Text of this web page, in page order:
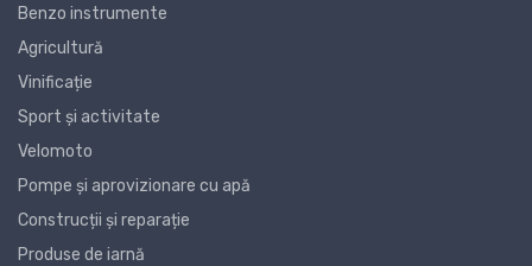
Benzo instrumente
Agricultură
Vinificație
Sport și activitate
Velomoto
Pompe și aprovizionare cu apă
Construcții și reparație
Produse de iarnă